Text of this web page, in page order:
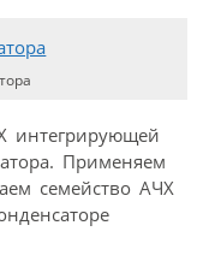
интегрирующей
Применяем
семейство АЧХ